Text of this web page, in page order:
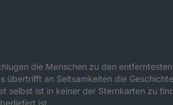
die Menschen zu den
übertrifft an Seltsamkeiten die
selbst ist in keiner der Sternkarten zu
ist.